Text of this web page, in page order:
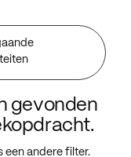
gevonden
een andere filter.